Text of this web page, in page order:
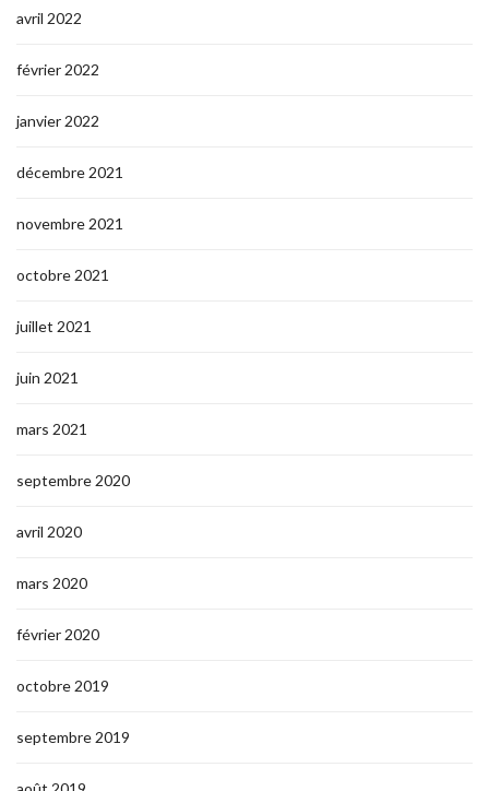
avril 2022
février 2022
janvier 2022
décembre 2021
novembre 2021
octobre 2021
juillet 2021
juin 2021
mars 2021
septembre 2020
avril 2020
mars 2020
février 2020
octobre 2019
septembre 2019